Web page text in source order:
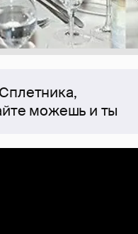
можешь и ты